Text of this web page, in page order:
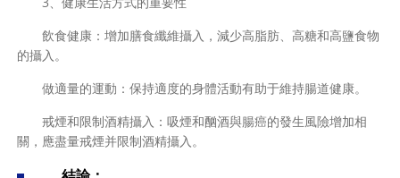
飲食健康：增加膳食纖維攝入，減少高脂肪、高糖和高鹽食物
的攝入。
做適量的運動：保持適度的身體活動有助于維持腸道健康。
戒煙和限制酒精攝入：吸煙和酗酒與腸癌的發生風險增加相
關，應盡量戒煙并限制酒精攝入。